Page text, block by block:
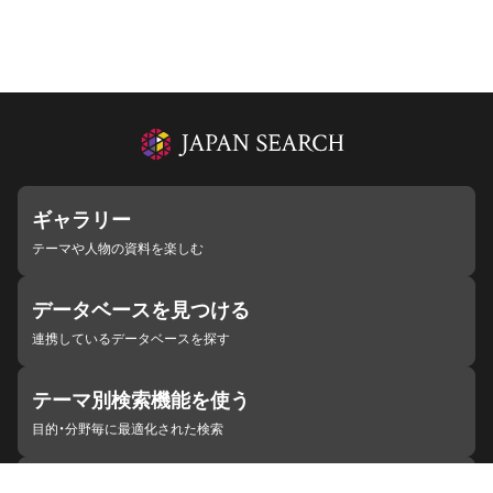
ギャラリー
テーマや人物の資料を楽しむ
データベースを見つける
連携しているデータベースを探す
テーマ別検索機能を使う
目的・分野毎に最適化された検索